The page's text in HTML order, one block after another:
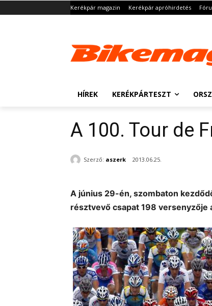
Kerékpár magazin Kerékpár apróhirdetés
HÍREK KERÉKPÁRTESZT
A 100. Tour de
Szerző: aszerk 2013.06.25.
A június 29-én, szombaton
résztvevő csapat 198 versenyzője